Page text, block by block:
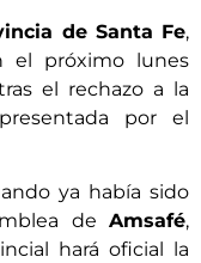
de Santa Fe,
el próximo lunes
el rechazo a la
por el
ya había sido
de Amsafé,
hará oficial la